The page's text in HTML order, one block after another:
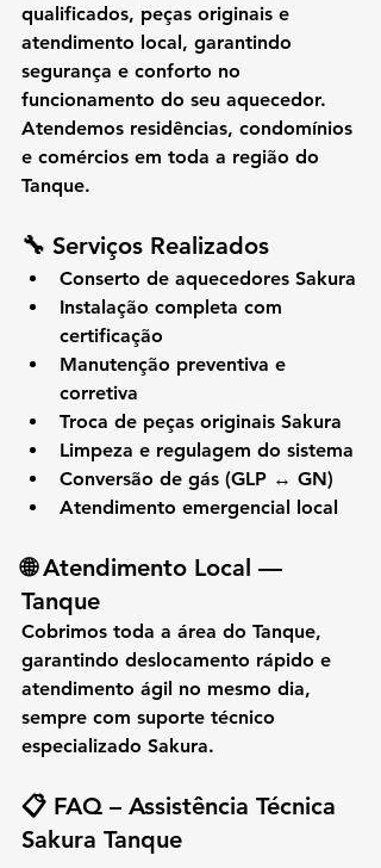
qualificados, peças originais e
atendimento local, garantindo
segurança e conforto no
funcionamento do seu aquecedor.
Atendemos residências, condomínios
e comércios em toda a região do
Tanque.
🔧 Serviços Realizados
Conserto de aquecedores Sakura
Instalação completa com
certificação
Manutenção preventiva e
corretiva
Troca de peças originais Sakura
Limpeza e regulagem do sistema
Conversão de gás (GLP ↔ GN)
Atendimento emergencial local
🌐 Atendimento Local —
Tanque
Cobrimos toda a área do Tanque,
garantindo deslocamento rápido e
atendimento ágil no mesmo dia,
sempre com suporte técnico
especializado Sakura.
📋 FAQ – Assistência Técnica
Sakura Tanque